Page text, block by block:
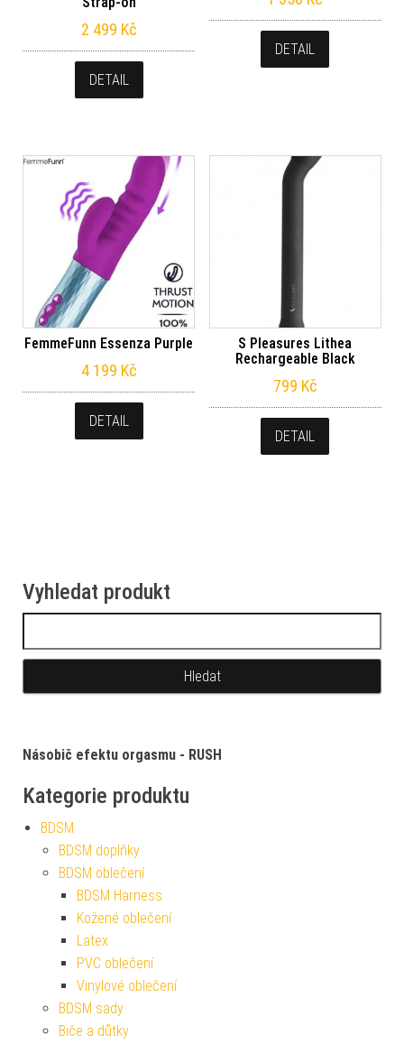
2 499 Kč
DETAIL
DETAIL
FemmeFunn Essenza Purple
4 199 Kč
DETAIL
S Pleasures Lithea
Rechargeable Black
799 Kč
DETAIL
Vyhledat produkt
Násobič efektu orgasmu - RUSH
Kategorie produktu
BDSM
BDSM doplňky
BDSM oblečení
BDSM Harness
Kožené oblečení
Latex
PVC oblečení
Vinylové oblečení
BDSM sady
Biče a důtky